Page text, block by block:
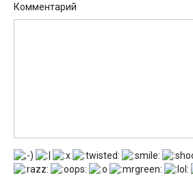
Комментарий